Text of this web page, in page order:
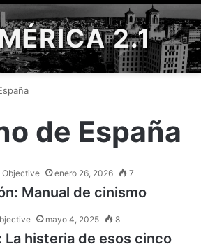
2.1
de España
Objective enero 26, 2026 7
Manual de cinismo
mayo 4, 2025 8
La histeria de esos cinco